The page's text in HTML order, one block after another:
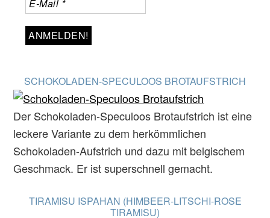
SCHOKOLADEN-SPECULOOS BROTAUFSTRICH
Der Schokoladen-Speculoos Brotaufstrich ist eine
leckere Variante zu dem herkömmlichen
Schokoladen-Aufstrich und dazu mit belgischem
Geschmack. Er ist superschnell gemacht.
TIRAMISU ISPAHAN (HIMBEER-LITSCHI-ROSE
TIRAMISU)